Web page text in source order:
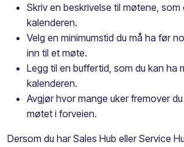
Skriv en beskrivelse til møtene, som
kalenderen.
Velg en minimumstid du må ha før
inn til et møte.
Legg til en buffertid, som du kan ha
kalenderen.
Avgjør hvor mange uker fremover
møtet i forveien.
Dersom du har Sales Hub eller Service